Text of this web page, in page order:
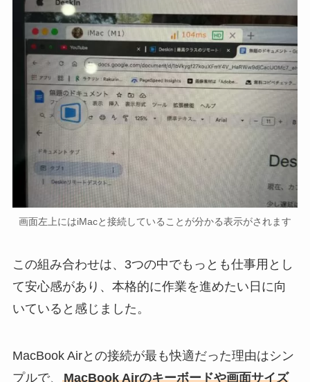
画面左上にはiMacと接続していることが分かる表示がされます
この組み合わせは、3つの中でもっとも仕事用とし
て安心感があり、本格的に作業を進めたい日に向
いていると感じました。
MacBook Airとの接続が最も快適だった理由はシン
プルで、 MacBook Airのキーボードや画面サイズ